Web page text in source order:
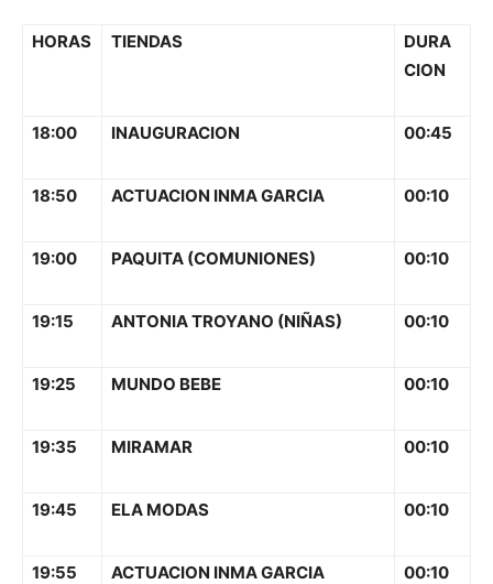
HORAS TIENDAS
DURA
CION
18:00 INAUGURACION 00:45
18:50 ACTUACION INMA GARCIA 00:10
19:00 PAQUITA (COMUNIONES) 00:10
19:15 ANTONIA TROYANO (NIÑAS) 00:10
19:25 MUNDO BEBE 00:10
19:35 MIRAMAR 00:10
19:45 ELA MODAS 00:10
19:55 ACTUACION INMA GARCIA 00:10